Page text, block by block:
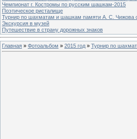
Чемпионат г. Костромы по русским шашкам-2015
Поэтическое ристалище
Турнир по шахматам и шашкам памяти А. С. Чижова
Экскурсия в музей
Путешествие в страну дорожных знаков
Главная » Фотоальбом » 2015 год » Турнир по